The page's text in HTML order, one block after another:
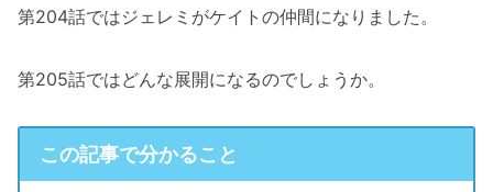
第204話ではジェレミがケイトの仲間になりました。
第205話ではどんな展開になるのでしょうか。
この記事で分かること